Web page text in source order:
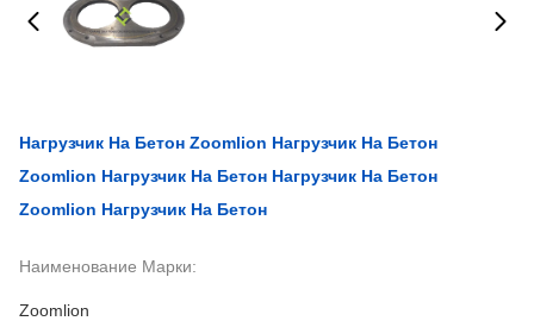
Нагрузчик На Бетон Zoomlion Нагрузчик На Бетон
Zoomlion Нагрузчик На Бетон Нагрузчик На Бетон
Zoomlion Нагрузчик На Бетон
Наименование Марки:
Zoomlion